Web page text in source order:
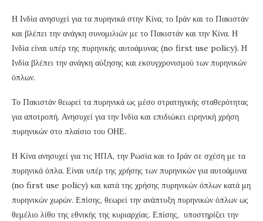
Η Ινδία ανησυχεί για τα πυρηνικά στην Κίνα, το Ιράν και το Πακιστάν
και βλέπει την ανάγκη συνομιλιών με το Πακιστάν και την Κίνα. Η
Ινδία είναι υπέρ της πυρηνικής αυτοάμυνας (no first use policy). Η
Ινδία βλέπει την ανάγκη αύξησης και εκσυγχρονισμού των πυρηνικών
όπλων.
Το Πακιστάν θεωρεί τα πυρηνικά ως μέσο στρατηγικής σταθερότητας
για αποτροπή. Ανησυχεί για την Ινδία και επιδιώκει ειρηνική χρήση
πυρηνικών στο πλαίσιο του ΟΗΕ.
Η Κίνα ανησυχεί για τις ΗΠΑ, την Ρωσία και το Ιράν σε σχέση με τα
πυρηνικά όπλα. Είναι υπέρ της χρήσης των πυρηνικών για αυτοάμυνα
(no first use policy) και κατά της χρήσης πυρηνικών όπλων κατά μη
πυρηνικών χωρών. Επίσης, θεωρεί την ανάπτυξη πυρηνικών όπλων ως
θεμέλιο λίθο της εθνικής της κυριαρχίας. Επίσης, υποστηρίζει την